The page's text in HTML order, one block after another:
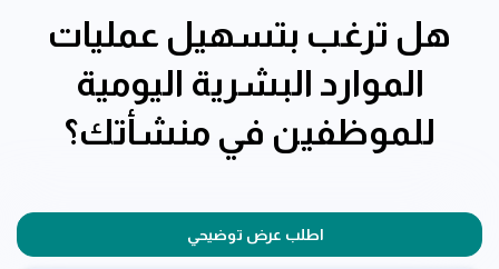
هل ترغب بتسهيل عمليات
الموارد البشرية اليومية
للموظفين في منشأتك؟
اطلب عرض توضيحي